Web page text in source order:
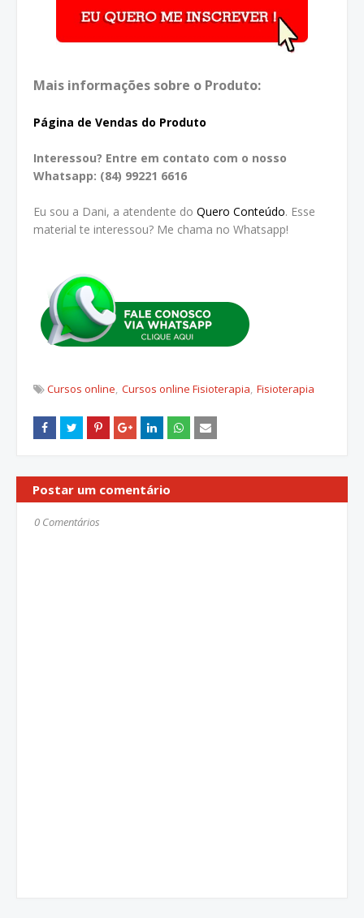
Mais informações sobre o Produto:
Página de Vendas do Produto
Interessou? Entre em contato com o nosso
Whatsapp: (84) 99221 6616
Eu sou a Dani, a atendente do Quero Conteúdo. Esse
material te interessou? Me chama no Whatsapp!
Cursos online Cursos online Fisioterapia Fisioterapia
Postar um comentário
0 Comentários